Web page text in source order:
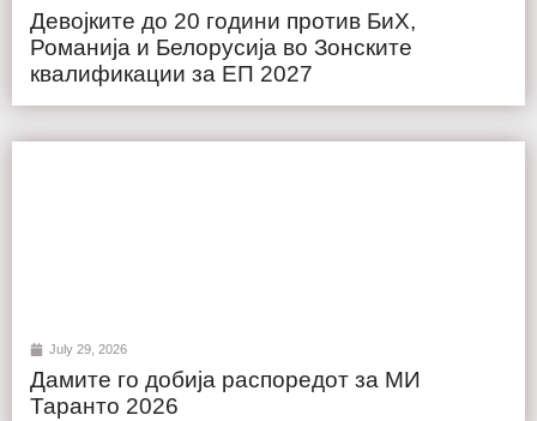
Девојките до 20 години против БиХ,
Романија и Белорусија во Зонските
квалификации за ЕП 2027
July 29, 2026
Дамите го добија распоредот за МИ
Таранто 2026